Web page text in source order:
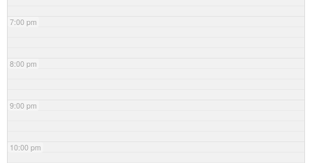
7:00 pm
8:00 pm
9:00 pm
10:00 pm